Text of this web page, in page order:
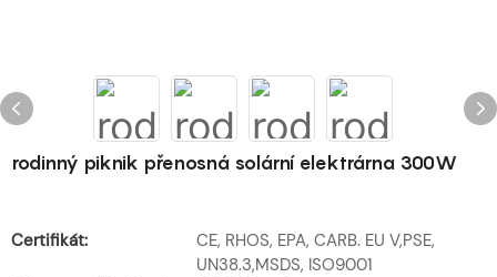
rodinný piknik přenosná solární elektrárna 300W
Certifikát:
CE, RHOS, EPA, CARB. EU V,PSE,
UN38.3,MSDS, ISO9001